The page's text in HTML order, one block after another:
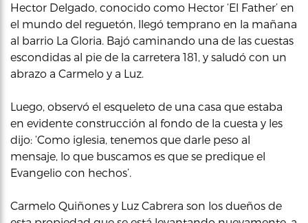
Hector Delgado, conocido como Hector ‘El Father’ en
el mundo del reguetón, llegó temprano en la mañana
al barrio La Gloria. Bajó caminando una de las cuestas
escondidas al pie de la carretera 181, y saludó con un
abrazo a Carmelo y a Luz.
Luego, observó el esqueleto de una casa que estaba
en evidente construcción al fondo de la cuesta y les
dijo: ‘Como iglesia, tenemos que darle peso al
mensaje, lo que buscamos es que se predique el
Evangelio con hechos’.
Carmelo Quiñones y Luz Cabrera son los dueños de